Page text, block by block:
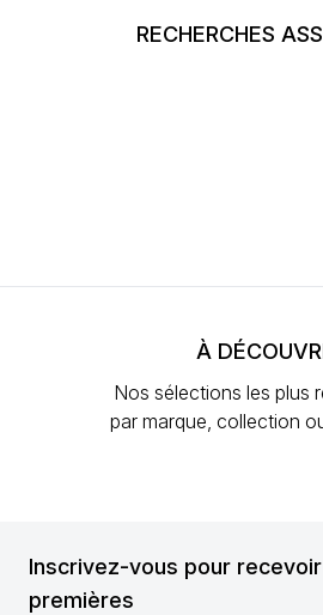
RECHERCHES
À
Nos sélections les plus
par marque, collection
Inscrivez-vous pour
premières